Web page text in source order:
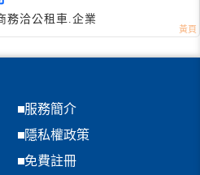
務洽公租車.企業
服務簡介
隱私權政策
免費註冊